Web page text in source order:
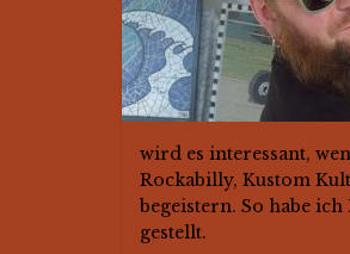
wird es interessant,
Rockabilly, Kustom
begeistern. So habe
gestellt.